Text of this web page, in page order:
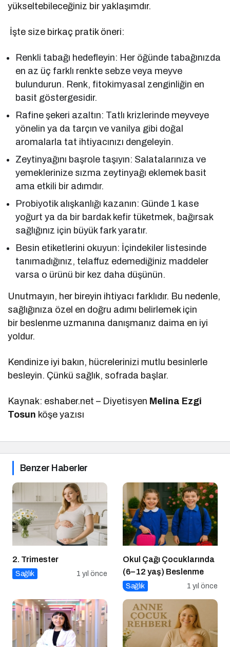
yükseltebileceğiniz bir yaklaşımdır.
İşte size birkaç pratik öneri:
Renkli tabağı hedefleyin: Her öğünde tabağınızda
en az üç farklı renkte sebze veya meyve
bulundurun. Renk, fitokimyasal zenginliğin en
basit göstergesidir.
Rafine şekeri azaltın: Tatlı krizlerinde meyveye
yönelin ya da tarçın ve vanilya gibi doğal
aromalarla tat ihtiyacınızı dengeleyin.
Zeytinyağını başrole taşıyın: Salatalarınıza ve
yemeklerinize sızma zeytinyağı eklemek basit
ama etkili bir adımdır.
Probiyotik alışkanlığı kazanın: Günde 1 kase
yoğurt ya da bir bardak kefir tüketmek, bağırsak
sağlığınız için büyük fark yaratır.
Besin etiketlerini okuyun: İçindekiler listesinde
tanımadığınız, telaffuz edemediğiniz maddeler
varsa o ürünü bir kez daha düşünün.
Unutmayın, her bireyin ihtiyacı farklıdır. Bu nedenle,
sağlığınıza özel en doğru adımı belirlemek için
bir beslenme uzmanına danışmanız daima en iyi
yoldur.
Kendinize iyi bakın, hücrelerinizi mutlu besinlerle
besleyin. Çünkü sağlık, sofrada başlar.
Kaynak: eshaber.net – Diyetisyen Melina Ezgi
Tosun köşe yazısı
Benzer Haberler
2. Trimester
Sağlık 1 yıl önce
Okul Çağı Çocuklarında
(6–12 yaş) Beslenme
Sağlık 1 yıl önce